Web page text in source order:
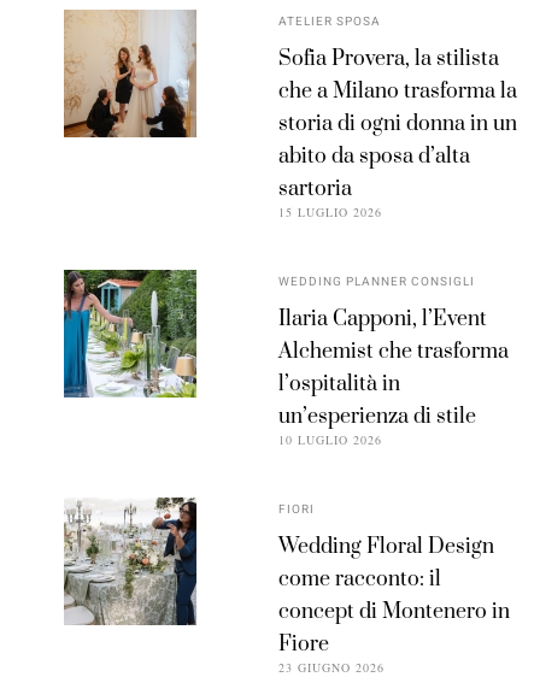
ATELIER SPOSA
Sofia Provera, la stilista
che a Milano trasforma la
storia di ogni donna in un
abito da sposa d’alta
sartoria
15 LUGLIO 2026
WEDDING PLANNER CONSIGLI
Ilaria Capponi, l’Event
Alchemist che trasforma
l’ospitalità in
un’esperienza di stile
10 LUGLIO 2026
FIORI
Wedding Floral Design
come racconto: il
concept di Montenero in
Fiore
23 GIUGNO 2026